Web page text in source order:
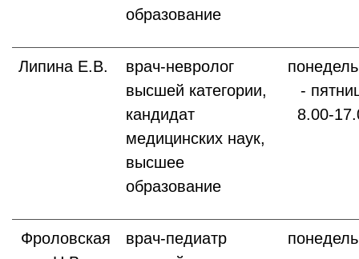
образование
Липина Е.В.
врач-невролог
высшей категории,
кандидат
медицинских наук,
высшее
образование
-
8.00-
Фроловская
врач-педиатр